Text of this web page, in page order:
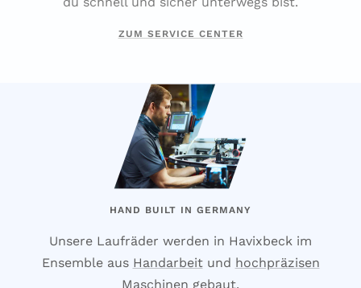
ZUM SERVICE CENTER
HAND BUILT IN GERMANY
Unsere Laufräder werden in Havixbeck im
Ensemble aus Handarbeitund hochpräzisen
Maschinen gebaut.